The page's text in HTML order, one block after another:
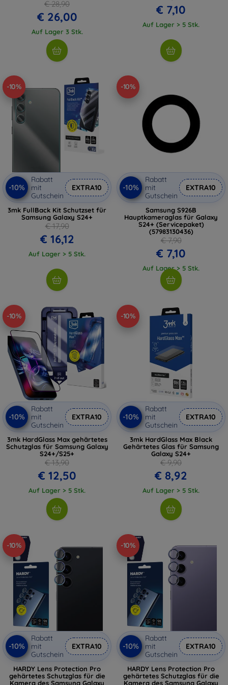
€ 28,90
€ 26,00
Auf Lager 3 Stk.
€ 7,10
Auf Lager > 5 Stk.
-10%
-10%
Rabatt
mit
Gutschein
EXTRA10
3mk FullBack Kit Schutzset für
Samsung Galaxy S24+
€ 17,90
€ 16,12
Auf Lager > 5 Stk.
-10%
-10%
Rabatt
mit
Gutschein
EXTRA10
Samsung S926B
Hauptkameraglas für Galaxy
S24+ (Servicepaket)
(57983130436)
€ 7,90
€ 7,10
Auf Lager > 5 Stk.
-10%
-10%
Rabatt
mit
Gutschein
EXTRA10
3mk HardGlass Max gehärtetes
Schutzglas für Samsung Galaxy
S24+/S25+
€ 13,90
€ 12,50
Auf Lager > 5 Stk.
-10%
-10%
Rabatt
mit
Gutschein
EXTRA10
3mk HardGlass Max Black
Gehärtetes Glas für Samsung
Galaxy S24+
€ 9,90
€ 8,92
Auf Lager > 5 Stk.
-10%
-10%
Rabatt
mit
Gutschein
EXTRA10
HARDY Lens Protection Pro
gehärtetes Schutzglas für die
Kamera des Samsung Galaxy
-10%
-10%
Rabatt
mit
Gutschein
EXTRA10
HARDY Lens Protection Pro
gehärtetes Schutzglas für die
Kamera des Samsung Galaxy